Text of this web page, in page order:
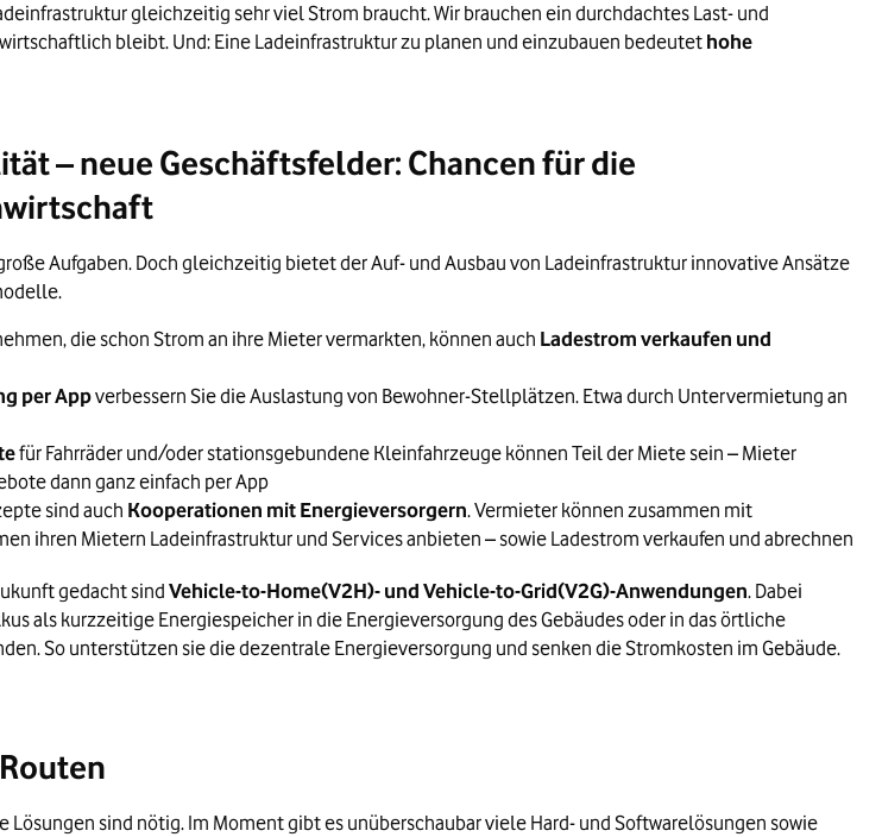
auf mindestens 80 Prozent steigen. Damit werden Photovoltaik- und Kraft-
Gerätetausch dürfen nur noch fernablesbare Messgeräte eingebaut werden.
Sanierung von Wohn- und Nichtwohngebäuden gebündelt.
für ein Elektrofahrzeug – natürlich auf eigene Kosten.
an attraktiven Orten beschleunigt – z. B. beim Einzelhandel oder Hotel- und
an Wohngebäuden
gleichzeitig sehr viel Strom braucht. Wir brauchen ein durchdachtes Last- und
bleibt. Und: Eine Ladeinfrastruktur zu planen und einzubauen bedeutet hohe
Jahr 2021.
bis 2025 stark an.
– neue Geschäftsfelder: Chancen für die
Aufgaben. Doch gleichzeitig bietet der Auf- und Ausbau von Ladeinfrastruktur innovative Ansätze
die schon Strom an ihre Mieter vermarkten, können auch Ladestrom verkaufen und
per Appverbessern Sie die Auslastung von Bewohner-Stellplätzen. Etwa durch Untervermietung an
für Fahrräder und/oder stationsgebundene Kleinfahrzeuge können Teil der Miete sein – Mieter
dann ganz einfach per App
sind auch Kooperationen mit Energieversorgern. Vermieter können zusammen mit
ihren Mietern Ladeinfrastruktur und Services anbieten – sowie Ladestrom verkaufen und abrechnen
gedacht sindVehicle-to-Home(V2H)- und Vehicle-to-Grid(V2G)-Anwendungen. Dabei
als kurzzeitige Energiespeicher in die Energieversorgung des Gebäudes oder in das örtliche
So unterstützen sie die dezentrale Energieversorgung und senken die Stromkosten im Gebäude.
sind nötig. Im Moment gibt es unüberschaubar viele Hard- und Softwarelösungen sowie